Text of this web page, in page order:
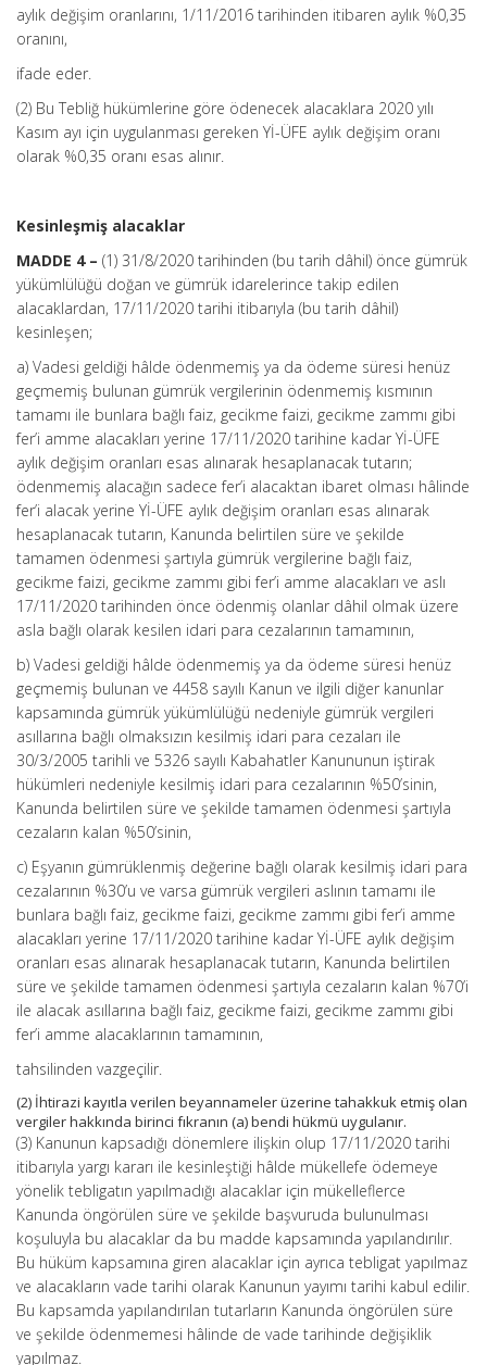
aylık değişim oranlarını, 1/11/2016 tarihinden itibaren aylık %0,35
oranını,
ifade eder.
(2) Bu Tebliğ hükümlerine göre ödenecek alacaklara 2020 yılı
Kasım ayı için uygulanması gereken Yİ-ÜFE aylık değişim oranı
olarak %0,35 oranı esas alınır.
Kesinleşmiş alacaklar
MADDE 4 – (1) 31/8/2020 tarihinden (bu tarih dâhil) önce gümrük
yükümlülüğü doğan ve gümrük idarelerince takip edilen
alacaklardan, 17/11/2020 tarihi itibarıyla (bu tarih dâhil)
kesinleşen;
a) Vadesi geldiği hâlde ödenmemiş ya da ödeme süresi henüz
geçmemiş bulunan gümrük vergilerinin ödenmemiş kısmının
tamamı ile bunlara bağlı faiz, gecikme faizi, gecikme zammı gibi
fer’i amme alacakları yerine 17/11/2020 tarihine kadar Yİ-ÜFE
aylık değişim oranları esas alınarak hesaplanacak tutarın;
ödenmemiş alacağın sadece fer’i alacaktan ibaret olması hâlinde
fer’i alacak yerine Yİ-ÜFE aylık değişim oranları esas alınarak
hesaplanacak tutarın, Kanunda belirtilen süre ve şekilde
tamamen ödenmesi şartıyla gümrük vergilerine bağlı faiz,
gecikme faizi, gecikme zammı gibi fer’i amme alacakları ve aslı
17/11/2020 tarihinden önce ödenmiş olanlar dâhil olmak üzere
asla bağlı olarak kesilen idari para cezalarının tamamının,
b) Vadesi geldiği hâlde ödenmemiş ya da ödeme süresi henüz
geçmemiş bulunan ve 4458 sayılı Kanun ve ilgili diğer kanunlar
kapsamında gümrük yükümlülüğü nedeniyle gümrük vergileri
asıllarına bağlı olmaksızın kesilmiş idari para cezaları ile
30/3/2005 tarihli ve 5326 sayılı Kabahatler Kanununun iştirak
hükümleri nedeniyle kesilmiş idari para cezalarının %50’sinin,
Kanunda belirtilen süre ve şekilde tamamen ödenmesi şartıyla
cezaların kalan %50’sinin,
c) Eşyanın gümrüklenmiş değerine bağlı olarak kesilmiş idari para
cezalarının %30’u ve varsa gümrük vergileri aslının tamamı ile
bunlara bağlı faiz, gecikme faizi, gecikme zammı gibi fer’i amme
alacakları yerine 17/11/2020 tarihine kadar Yİ-ÜFE aylık değişim
oranları esas alınarak hesaplanacak tutarın, Kanunda belirtilen
süre ve şekilde tamamen ödenmesi şartıyla cezaların kalan %70’i
ile alacak asıllarına bağlı faiz, gecikme faizi, gecikme zammı gibi
fer’i amme alacaklarının tamamının,
tahsilinden vazgeçilir.
(2) İhtirazi kayıtla verilen beyannameler üzerine tahakkuk etmiş olan
vergiler hakkında birinci fıkranın (a) bendi hükmü uygulanır.
(3) Kanunun kapsadığı dönemlere ilişkin olup 17/11/2020 tarihi
itibarıyla yargı kararı ile kesinleştiği hâlde mükellefe ödemeye
yönelik tebligatın yapılmadığı alacaklar için mükelleflerce
Kanunda öngörülen süre ve şekilde başvuruda bulunulması
koşuluyla bu alacaklar da bu madde kapsamında yapılandırılır.
Bu hüküm kapsamına giren alacaklar için ayrıca tebligat yapılmaz
ve alacakların vade tarihi olarak Kanunun yayımı tarihi kabul edilir.
Bu kapsamda yapılandırılan tutarların Kanunda öngörülen süre
ve şekilde ödenmemesi hâlinde de vade tarihinde değişiklik
yapılmaz.